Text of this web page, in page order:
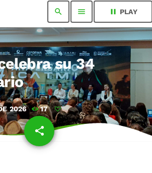
search menu pause PLAY
su 34
2026 17
share
email